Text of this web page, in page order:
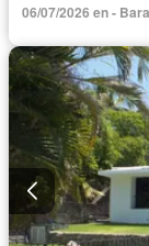
Vista
Completamente
06/07/2026 en -